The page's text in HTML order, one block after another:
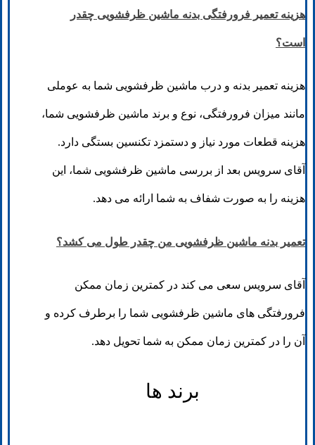
هزینه تعمیر فرورفتگی بدنه ماشین ظرفشویی چقدر
است؟
هزینه تعمیر بدنه و درب ماشین ظرفشویی شما به عوملی
مانند میزان فرورفتگی، نوع و برند ماشین ظرفشویی شما،
هزینه قطعات مورد نیاز و دستمزد تکنسین بستگی دارد.
آقای سرویس بعد از بررسی ماشین ظرفشویی شما، این
هزینه را به صورت شفاف به شما ارائه می دهد.
تعمیر بدنه ماشین ظرفشویی من چقدر طول می کشد؟
آقای سرویس سعی می کند در کمترین زمان ممکن
فرورفتگی های ماشین ظرفشویی شما را برطرف کرده و
آن را در کمترین زمان ممکن به شما تحویل دهد.
برند ها